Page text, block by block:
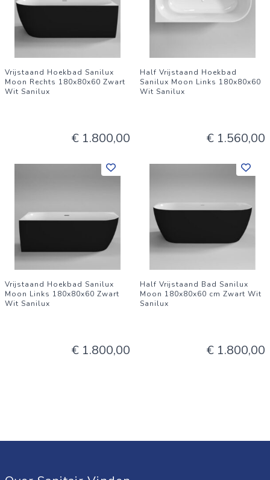
Vrijstaand Hoekbad Sanilux
Moon Rechts 180x80x60 Zwart
Wit Sanilux
€ 1.800,00
Half Vrijstaand Hoekbad
Sanilux Moon Links 180x80x60
Wit Sanilux
€ 1.560,00
Vrijstaand Hoekbad Sanilux
Moon Links 180x80x60 Zwart
Wit Sanilux
€ 1.800,00
Half Vrijstaand Bad Sanilux
Moon 180x80x60 cm Zwart Wit
Sanilux
€ 1.800,00